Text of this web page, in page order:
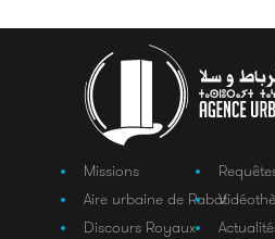
Missions
Aire urbaine de Rabat
Discours Royaux